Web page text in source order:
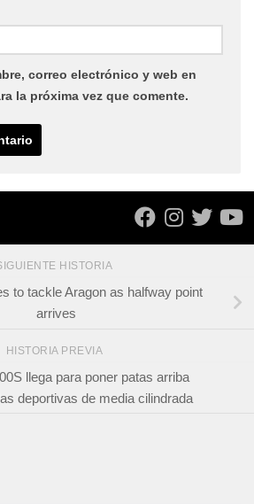
correo electrónico y web en
la próxima vez que comente.
HISTORIA
to tackle Aragon as halfway point
arrives
HISTORIA PREVIA
llega para poner patas arriba
deportivas de media cilindrada